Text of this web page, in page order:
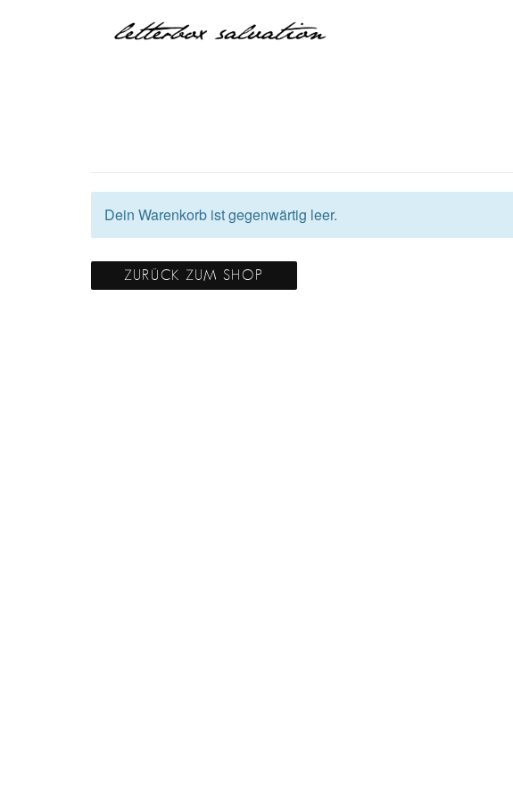
Dein Warenkorb ist gegenwärtig leer.
ZURÜCK ZUM SHOP